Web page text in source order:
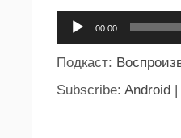
00:00
Подкаст:
Subscribe: Android |